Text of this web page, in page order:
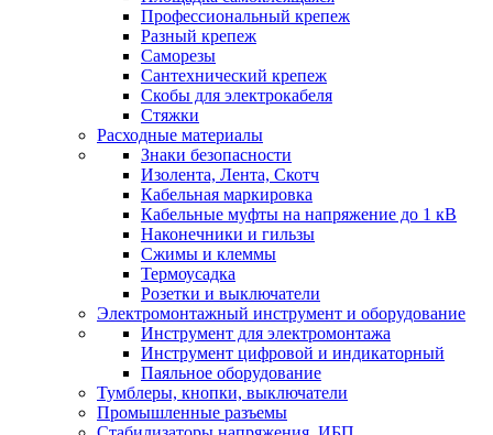
Профессиональный крепеж
Разный крепеж
Саморезы
Сантехнический крепеж
Скобы для электрокабеля
Стяжки
Расходные материалы
Знаки безопасности
Изолента, Лента, Скотч
Кабельная маркировка
Кабельные муфты на напряжение до 1 кВ
Наконечники и гильзы
Сжимы и клеммы
Термоусадка
Розетки и выключатели
Электромонтажный инструмент и оборудование
Инструмент для электромонтажа
Инструмент цифровой и индикаторный
Паяльное оборудование
Тумблеры, кнопки, выключатели
Промышленные разъемы